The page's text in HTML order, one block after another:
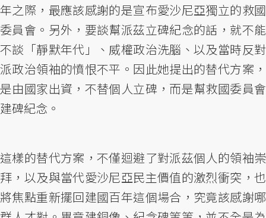
年之際，最應該感謝的是宣布愛沙尼亞獨立的救國
委員會。另外，要談幫派茲立碑紀念的話，就不能
不談「靜默年代」、威權政治洗腦、以及當時反對
派政治領袖的憤恨不平。因此她提出的替代方案，
是由國家出資，不替個人立碑，而是幫救國委員會
建碑紀念。
這樣的替代方案，不僅迴避了對派茲個人的領袖崇
拜，以及與當代愛沙尼亞民主價值的激烈衝突，也
將焦點重新擺回建國百年這個場合，究竟該感謝哪